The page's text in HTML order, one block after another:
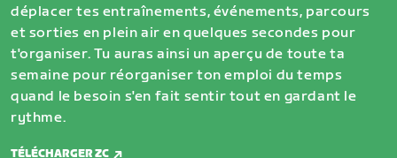
déplacer tes entraînements, événements, parcours
et sorties en plein air en quelques secondes pour
t'organiser. Tu auras ainsi un aperçu de toute ta
semaine pour réorganiser ton emploi du temps
quand le besoin s'en fait sentir tout en gardant le
rythme.
TÉLÉCHARGER ZC